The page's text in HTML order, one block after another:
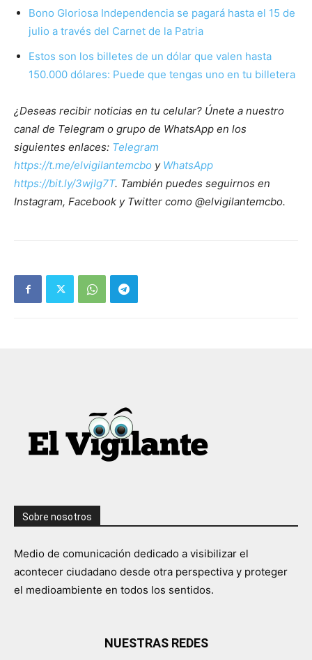
Bono Gloriosa Independencia se pagará hasta el 15 de
julio a través del Carnet de la Patria
Estos son los billetes de un dólar que valen hasta
150.000 dólares: Puede que tengas uno en tu billetera
¿Deseas recibir noticias en tu celular? Únete a nuestro
canal de Telegram o grupo de WhatsApp en los
siguientes enlaces: Telegram
https://t.me/elvigilantemcbo y WhatsApp
https://bit.ly/3wjIg7T. También puedes seguirnos en
Instagram, Facebook y Twitter como @elvigilantemcbo.
Sobre nosotros
Medio de comunicación dedicado a visibilizar el
acontecer ciudadano desde otra perspectiva y proteger
el medioambiente en todos los sentidos.
NUESTRAS REDES